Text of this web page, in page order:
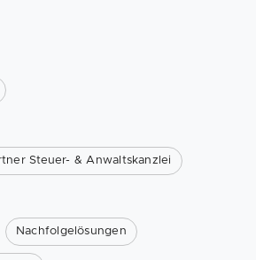
Steuer- & Anwaltskanzlei
Nachfolgelösungen